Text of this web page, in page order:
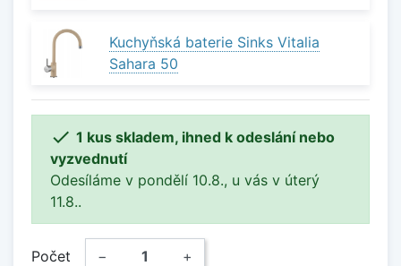
Kuchyňská baterie Sinks Vitalia
Sahara 50
 1 kus skladem, ihned k odeslání nebo
vyzvednutí
Odesíláme v pondělí 10.8., u vás v úterý
11.8..
Počet − +